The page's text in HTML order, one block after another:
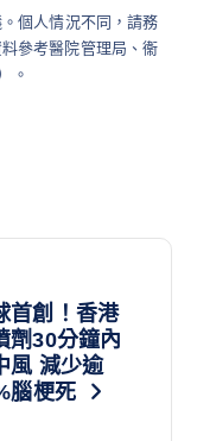
個人情況不同，請務
參考醫院管理局、衞
。
首創！香港
劑30分鐘內
風 減少逾
腦梗死